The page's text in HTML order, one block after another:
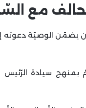
مع
الوصيّة دعوته إلى
بمنهج سيادة